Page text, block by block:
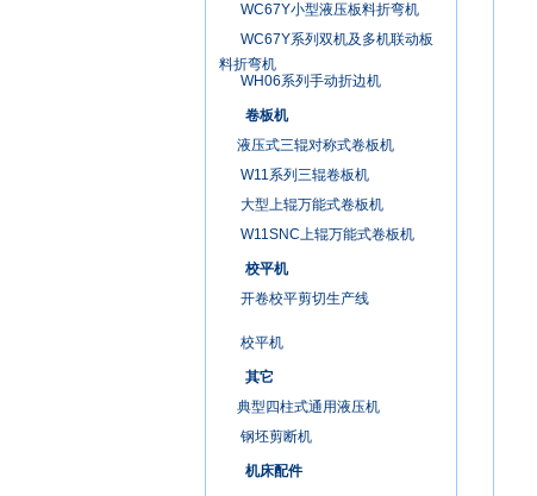
WC67Y小型液压板料折弯机
WC67Y系列双机及多机联动板
料折弯机
WH06系列手动折边机
卷板机
液压式三辊对称式卷板机
W11系列三辊卷板机
大型上辊万能式卷板机
W11SNC上辊万能式卷板机
校平机
开卷校平剪切生产线
校平机
其它
典型四柱式通用液压机
钢坯剪断机
机床配件